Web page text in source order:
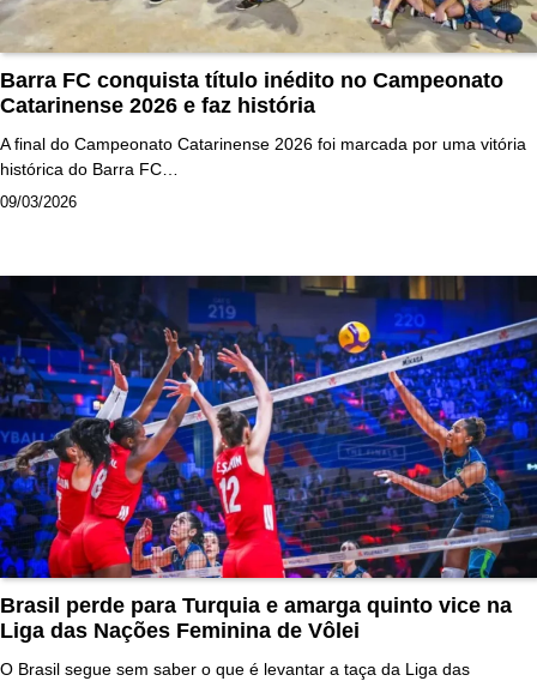
Barra FC conquista título inédito no Campeonato
Catarinense 2026 e faz história
A final do Campeonato Catarinense 2026 foi marcada por uma vitória
histórica do Barra FC…
09/03/2026
Brasil perde para Turquia e amarga quinto vice na
Liga das Nações Feminina de Vôlei
O Brasil segue sem saber o que é levantar a taça da Liga das